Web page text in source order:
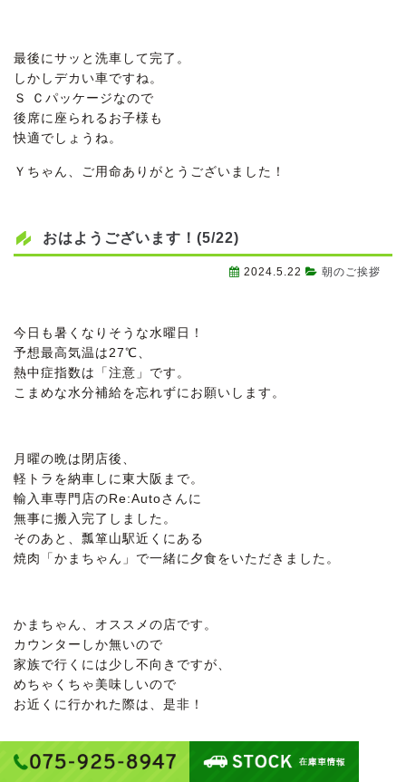
最後にサッと洗車して完了。
しかしデカい車ですね。
Ｓ Ｃパッケージなので
後席に座られるお子様も
快適でしょうね。
Ｙちゃん、ご用命ありがとうございました！
おはようございます！(5/22)
2024.5.22 朝のご挨拶
今日も暑くなりそうな水曜日！
予想最高気温は27℃、
熱中症指数は「注意」です。
こまめな水分補給を忘れずにお願いします。
月曜の晩は閉店後、
軽トラを納車しに東大阪まで。
輸入車専門店のRe:Autoさんに
無事に搬入完了しました。
そのあと、瓢箪山駅近くにある
焼肉「かまちゃん」で一緒に夕食をいただきました。
かまちゃん、オススメの店です。
カウンターしか無いので
家族で行くには少し不向きですが、
めちゃくちゃ美味しいので
お近くに行かれた際は、是非！
かまちゃんはね、このダクトがスゴイよ。